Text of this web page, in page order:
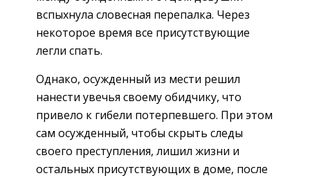
вспыхнула словесная перепалка. Через
некоторое время все присутствующие
легли спать.
Однако, осужденный из мести решил
нанести увечья своему обидчику, что
привело к гибели потерпевшего. При этом
сам осужденный, чтобы скрыть следы
своего преступления, лишил жизни и
остальных присутствующих в доме, после